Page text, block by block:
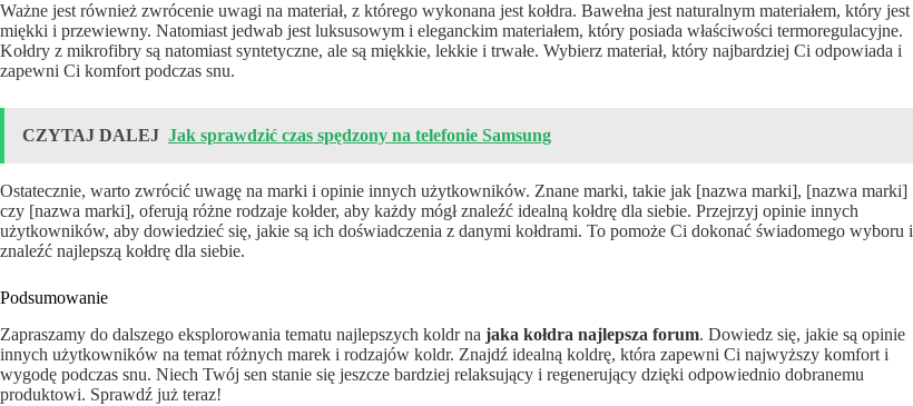
Ważne jest również zwrócenie uwagi na materiał, z którego wykonana jest kołdra. Bawełna jest naturalnym materiałem, który jest
miękki i przewiewny. Natomiast jedwab jest luksusowym i eleganckim materiałem, który posiada właściwości termoregulacyjne.
Kołdry z mikrofibry są natomiast syntetyczne, ale są miękkie, lekkie i trwałe. Wybierz materiał, który najbardziej Ci odpowiada i
zapewni Ci komfort podczas snu.
CZYTAJ DALEJ Jak sprawdzić czas spędzony na telefonie Samsung
Ostatecznie, warto zwrócić uwagę na marki i opinie innych użytkowników. Znane marki, takie jak [nazwa marki], [nazwa marki]
czy [nazwa marki], oferują różne rodzaje kołder, aby każdy mógł znaleźć idealną kołdrę dla siebie. Przejrzyj opinie innych
użytkowników, aby dowiedzieć się, jakie są ich doświadczenia z danymi kołdrami. To pomoże Ci dokonać świadomego wyboru i
znaleźć najlepszą kołdrę dla siebie.
Podsumowanie
Zapraszamy do dalszego eksplorowania tematu najlepszych koldr na jaka kołdra najlepsza forum. Dowiedz się, jakie są opinie
innych użytkowników na temat różnych marek i rodzajów koldr. Znajdź idealną koldrę, która zapewni Ci najwyższy komfort i
wygodę podczas snu. Niech Twój sen stanie się jeszcze bardziej relaksujący i regenerujący dzięki odpowiednio dobranemu
produktowi. Sprawdź już teraz!